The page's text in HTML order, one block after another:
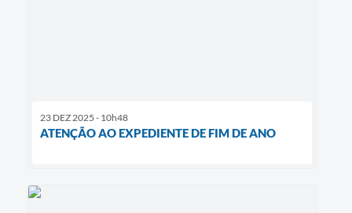
23 DEZ 2025 - 10h48
ATENÇÃO AO EXPEDIENTE DE FIM DE ANO